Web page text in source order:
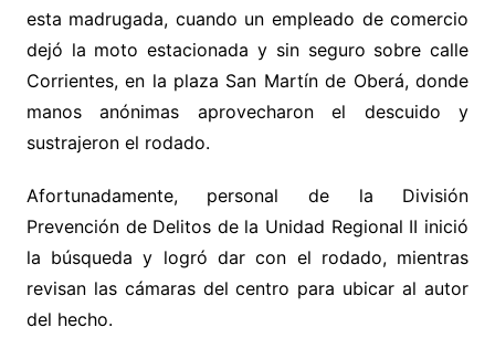
esta madrugada, cuando un empleado de comercio
dejó la moto estacionada y sin seguro sobre calle
Corrientes, en la plaza San Martín de Oberá, donde
manos anónimas aprovecharon el descuido y
sustrajeron el rodado.
Afortunadamente, personal de la División
Prevención de Delitos de la Unidad Regional II inició
la búsqueda y logró dar con el rodado, mientras
revisan las cámaras del centro para ubicar al autor
del hecho.